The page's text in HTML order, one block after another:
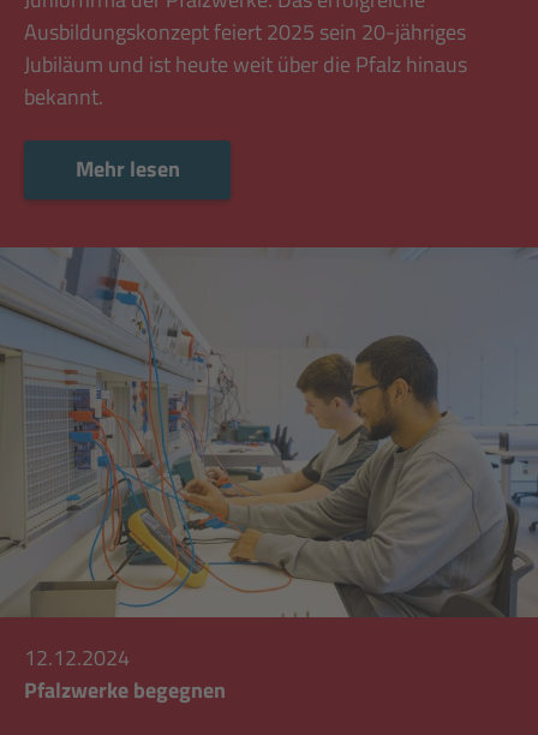
Ausbildungskonzept feiert 2025 sein 20-jähriges
Jubiläum und ist heute weit über die Pfalz hinaus
bekannt.
Mehr lesen
12.12.2024
Pfalzwerke begegnen